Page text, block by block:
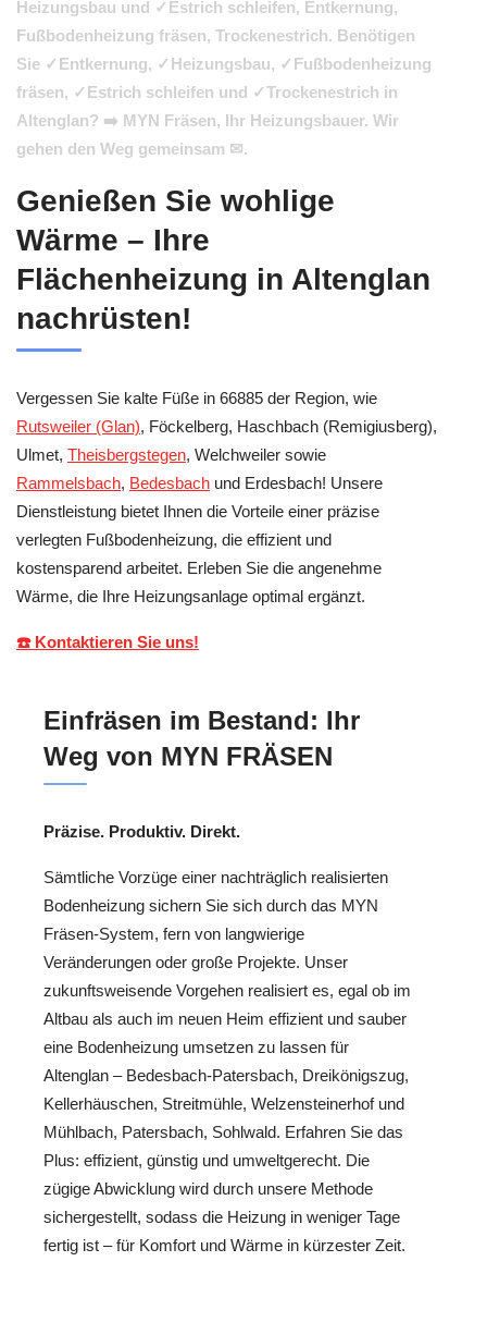
Heizungsbau und ✓Estrich schleifen, Entkernung,
Fußbodenheizung fräsen, Trockenestrich. Benötigen
Sie ✓Entkernung, ✓Heizungsbau, ✓Fußbodenheizung
fräsen, ✓Estrich schleifen und ✓Trockenestrich in
Altenglan? ➡️ MYN Fräsen, Ihr Heizungsbauer. Wir
gehen den Weg gemeinsam ✉.
Genießen Sie wohlige
Wärme – Ihre
Flächenheizung in Altenglan
nachrüsten!
Vergessen Sie kalte Füße in 66885 der Region, wie
Rutsweiler (Glan), Föckelberg, Haschbach (Remigiusberg),
Ulmet, Theisbergstegen, Welchweiler sowie
Rammelsbach, Bedesbach und Erdesbach! Unsere
Dienstleistung bietet Ihnen die Vorteile einer präzise
verlegten Fußbodenheizung, die effizient und
kostensparend arbeitet. Erleben Sie die angenehme
Wärme, die Ihre Heizungsanlage optimal ergänzt.
☎️ Kontaktieren Sie uns!
Einfräsen im Bestand: Ihr
Weg von MYN FRÄSEN
Präzise. Produktiv. Direkt.
Sämtliche Vorzüge einer nachträglich realisierten
Bodenheizung sichern Sie sich durch das MYN
Fräsen-System, fern von langwierige
Veränderungen oder große Projekte. Unser
zukunftsweisende Vorgehen realisiert es, egal ob im
Altbau als auch im neuen Heim effizient und sauber
eine Bodenheizung umsetzen zu lassen für
Altenglan – Bedesbach-Patersbach, Dreikönigszug,
Kellerhäuschen, Streitmühle, Welzensteinerhof und
Mühlbach, Patersbach, Sohlwald. Erfahren Sie das
Plus: effizient, günstig und umweltgerecht. Die
zügige Abwicklung wird durch unsere Methode
sichergestellt, sodass die Heizung in weniger Tage
fertig ist – für Komfort und Wärme in kürzester Zeit.